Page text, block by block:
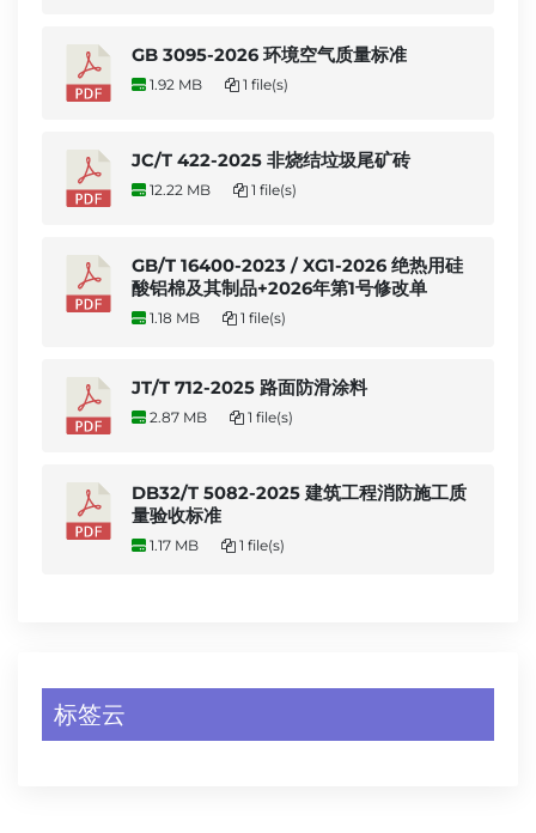
GB 3095-2026 环境空气质量标准
1.92 MB 1 file(s)
JC/T 422-2025 非烧结垃圾尾矿砖
12.22 MB 1 file(s)
GB/T 16400-2023 / XG1-2026 绝热用硅
酸铝棉及其制品+2026年第1号修改单
1.18 MB 1 file(s)
JT/T 712-2025 路面防滑涂料
2.87 MB 1 file(s)
DB32/T 5082-2025 建筑工程消防施工质
量验收标准
1.17 MB 1 file(s)
标签云